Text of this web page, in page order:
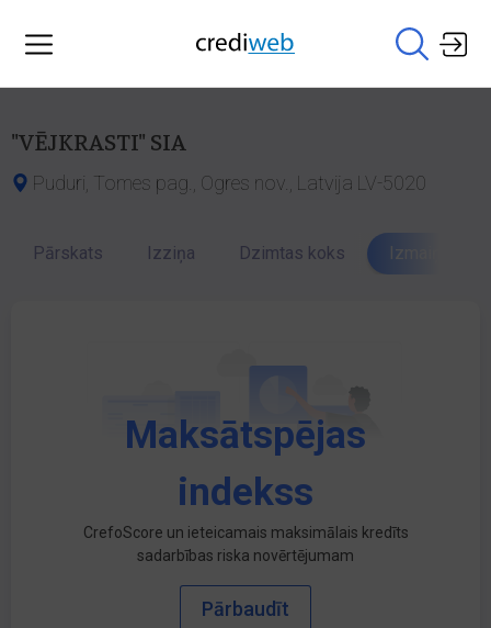
"VĒJKRASTI" SIA
Puduri, Tomes pag., Ogres nov., Latvija LV-5020
Pārskats Izziņa Dzimtas koks Izmaiņu
Maksātspējas
indekss
CrefoScore un ieteicamais maksimālais kredīts
sadarbības riska novērtējumam
Pārbaudīt